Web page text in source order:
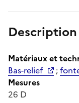
Matériaux et
Bas-relief
;
Mesures
26 D